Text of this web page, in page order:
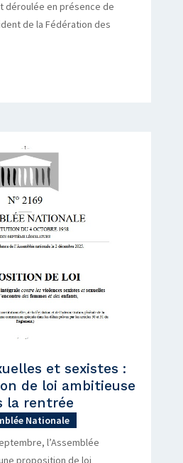
déroulée en présence de
de la Fédération des
et sexistes :
de loi ambitieuse
la rentrée
Nationale
l’Assemblée
proposition de loi